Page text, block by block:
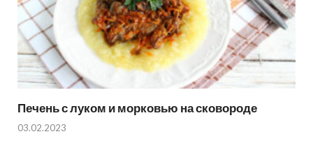
Печень с луком и морковью на сковороде
03.02.2023